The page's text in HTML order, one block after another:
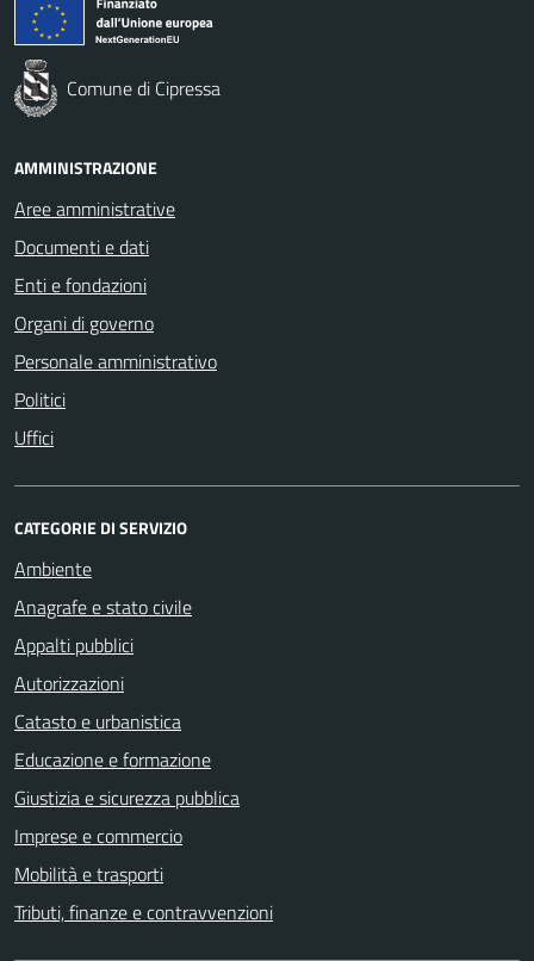
Comune di Cipressa
AMMINISTRAZIONE
Aree amministrative
Documenti e dati
Enti e fondazioni
Organi di governo
Personale amministrativo
Politici
Uffici
CATEGORIE DI SERVIZIO
Ambiente
Anagrafe e stato civile
Appalti pubblici
Autorizzazioni
Catasto e urbanistica
Educazione e formazione
Giustizia e sicurezza pubblica
Imprese e commercio
Mobilità e trasporti
Tributi, finanze e contravvenzioni